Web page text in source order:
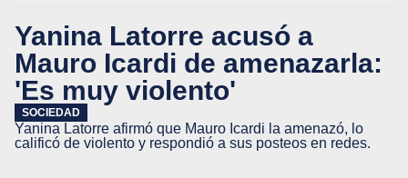
Yanina Latorre acusó a
Mauro Icardi de amenazarla:
'Es muy violento'
SOCIEDAD
Yanina Latorre afirmó que Mauro Icardi la amenazó, lo
calificó de violento y respondió a sus posteos en redes.